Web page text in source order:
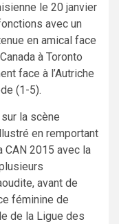
le 20 janvier
avec un
en amical face
à Toronto
face à l’Autriche
(1-5).
la scène
en remportant
CAN 2015 avec la
avant de
féminine de
de la Ligue des